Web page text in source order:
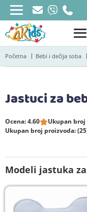
Početna Bebi i dečija soba
Jastuci za
Ocena: 4.60
Ukupan broj
Ukupan broj proizvoda:
Modeli jastuka